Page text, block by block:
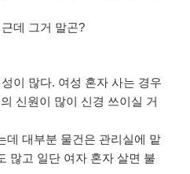
데 그거 말곤?
이 많다. 여성 혼자 사는 경우
신원이 많이 신경 쓰이실 거
데 대부분 물건은 관리실에 맡
많고 일단 여자 혼자 살면 불